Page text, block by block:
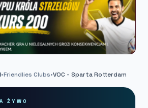
•Friendlies Clubs•VOC - Sparta Rotterdam
ŻYWO